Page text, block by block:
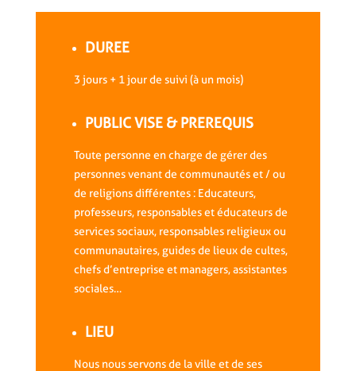
DUREE
3 jours + 1 jour de suivi (à un mois)
PUBLIC VISE & PREREQUIS
Toute personne en charge de gérer des
personnes venant de communautés et / ou
de religions différentes : Educateurs,
professeurs, responsables et éducateurs de
services sociaux, responsables religieux ou
communautaires, guides de lieux de cultes,
chefs d’entreprise et managers, assistantes
sociales…
LIEU
Nous nous servons de la ville et de ses